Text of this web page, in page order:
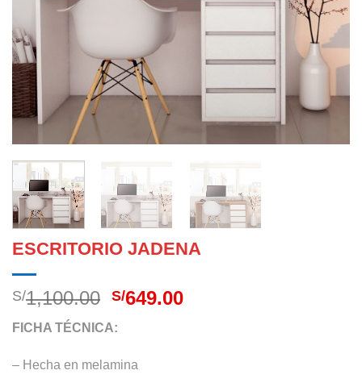
ESCRITORIO JADENA
S/1,100.00 El
original
era:
S/1,100.00.
S/649.00El
FICHA TÉCNICA:
– Hecha en melamina